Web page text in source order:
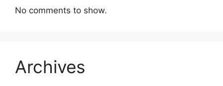
No comments to show.
Archives